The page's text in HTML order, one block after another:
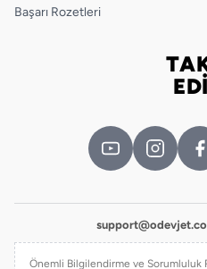
Başarı Rozetleri
Önemli Bilgilendirme ve Sorumluluk